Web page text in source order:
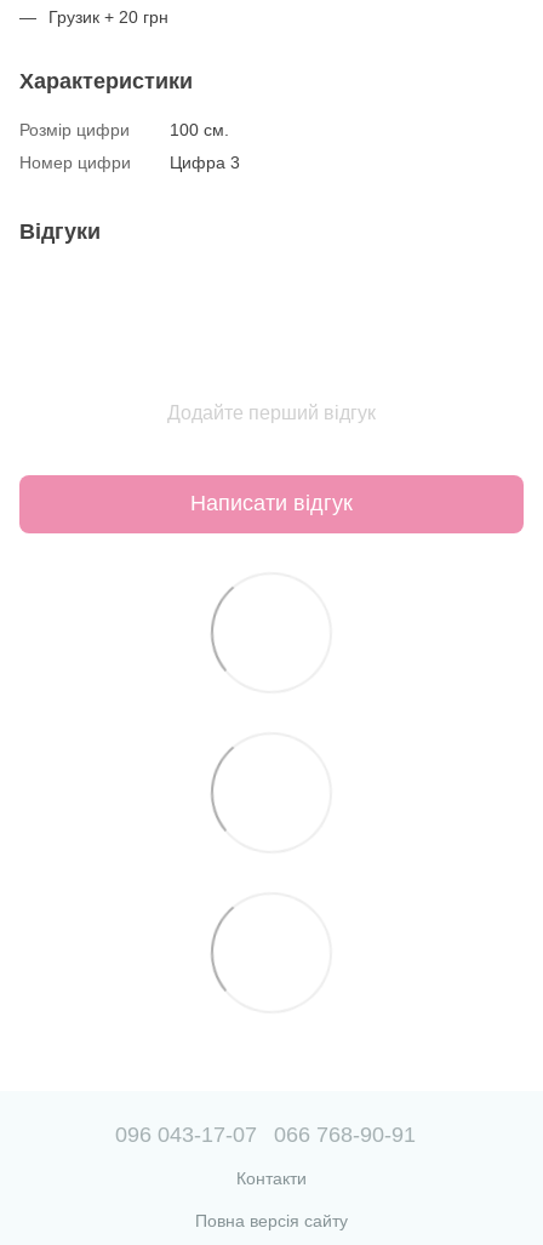
Грузик + 20 грн
Характеристики
Розмір цифри
100 см.
Номер цифри
Цифра 3
Відгуки
Додайте перший відгук
Написати відгук
096 043-17-07 066 768-90-91
Контакти
Повна версія сайту